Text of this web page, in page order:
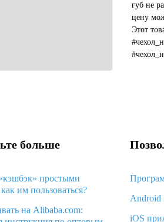
губ не
цену
Этот
больше
простыми
им пользоваться?
на Alibaba.com:
Android
iOS